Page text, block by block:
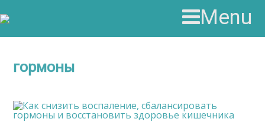
Menu
гормоны